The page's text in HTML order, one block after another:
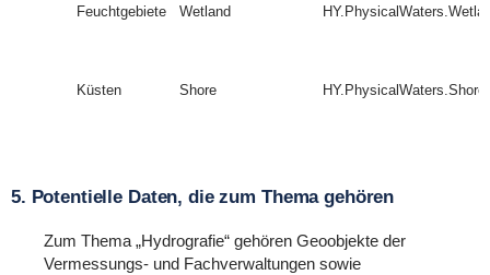
Feuchtgebiete Wetland
Küsten Shore HY.PhysicalWaters.Shore
5. Potentielle Daten, die zum Thema gehören
Zum Thema „Hydrografie“ gehören Geoobjekte der
Vermessungs- und Fachverwaltungen sowie